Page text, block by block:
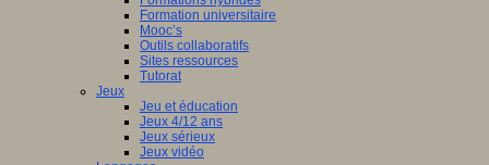
Formation universitaire
Mooc’s
Outils collaboratifs
Sites ressources
Tutorat
Jeux
Jeu et éducation
Jeux 4/12 ans
Jeux sérieux
Jeux vidéo